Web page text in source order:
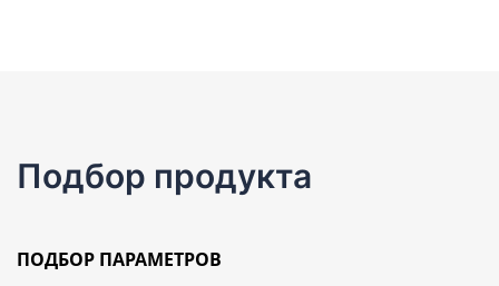
Подбор продукта
ПОДБОР ПАРАМЕТРОВ